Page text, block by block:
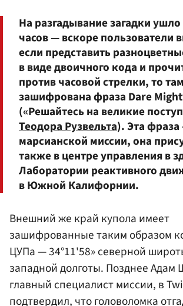
На разгадывание загадки ушло
часов — вскоре пользователи
если представить
в виде двоичного кода и
против часовой стрелки, то там
зашифрована фраза Dare
(«Решайтесь на великие
Теодора Рузвельта). Эта
марсианской миссии, она
также в центре управления в
Лаборатории реактивного
в Южной Калифорнии.
Внешний же край купола имеет
зашифрованные таким образом
ЦУПа — 34°11'58» северной
западной долготы. Позднее Адам
главный специалист миссии, в
подтвердил, что головоломка